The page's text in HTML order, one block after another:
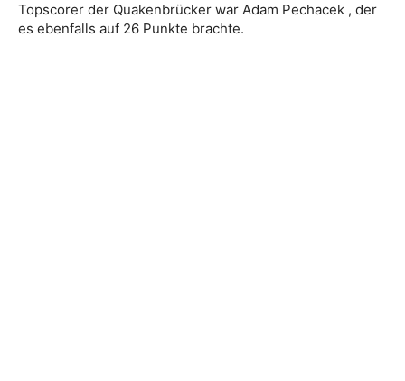
Topscorer der Quakenbrücker war Adam Pechacek , der
es ebenfalls auf 26 Punkte brachte.